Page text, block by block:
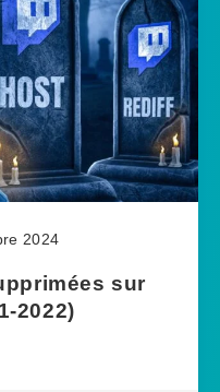
2024
sur
2022)